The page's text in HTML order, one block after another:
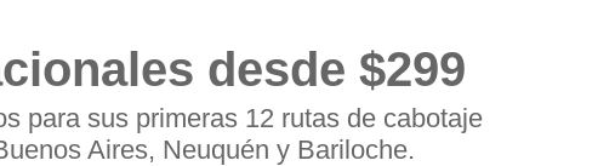
desde $299
para sus primeras 12 rutas de cabotaje
Aires, Neuquén y Bariloche.